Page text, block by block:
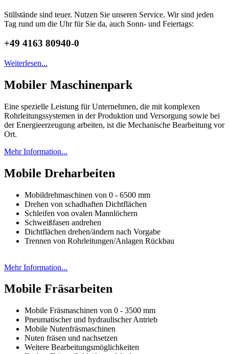
Stillstände sind teuer. Nutzen Sie unseren Service. Wir sind jeden
Tag rund um die Uhr für Sie da, auch Sonn- und Feiertags:
+49 4163 80940-0
Weiterlesen...
Mobiler Maschinenpark
Eine spezielle Leistung für Unternehmen, die mit komplexen
Rohrleitungssystemen in der Produktion und Versorgung sowie bei
der Energieerzeugung arbeiten, ist die Mechanische Bearbeitung vor
Ort.
Mehr Information...
Mobile Dreharbeiten
Mobildrehmaschinen von 0 - 6500 mm
Drehen von schadhaften Dichtflächen
Schleifen von ovalen Mannlöchern
Schweißfasen andrehen
Dichtflächen drehen/ändern nach Vorgabe
Trennen von Rohrleitungen/Anlagen Rückbau
Mehr Information...
Mobile Fräsarbeiten
Mobile Fräsmaschinen von 0 - 3500 mm
Pneumatischer und hydraulischer Antrieb
Mobile Nutenfräsmaschinen
Nuten fräsen und nachsetzen
Weitere Bearbeitungsmöglichkeiten